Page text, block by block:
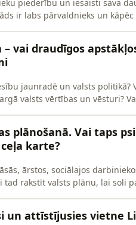
piederību un iesaisti sava
ir labs pārvaldnieks un
vai draudīgos
jaunradē un valsts politikā?
valsts vērtības un vēsturi?
plānošanā. Vai taps
karte?
ārstos, sociālajos
rakstīt valsts plānu, lai soli
un attīstījusies vietne